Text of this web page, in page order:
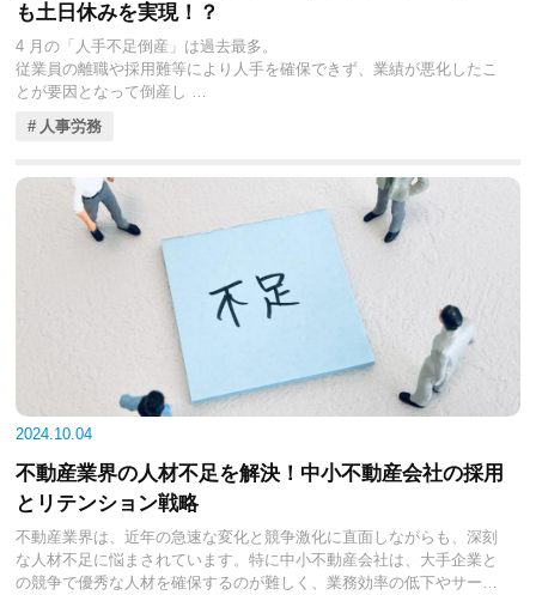
も土日休みを実現！？
4 月の「人手不足倒産」は過去最多。
従業員の離職や採用難等により人手を確保できず、業績が悪化したこ
とが要因となって倒産し
た「人手不足倒産」は、2023年4月に30件にのぼりました。2013年1月
に集計を開始して以降で最も多い数です。
人事労務
2024.10.04
不動産業界の人材不足を解決！中小不動産会社の採用
とリテンション戦略
不動産業界は、近年の急速な変化と競争激化に直面しながらも、深刻
な人材不足に悩まされています。特に中小不動産会社は、大手企業と
の競争で優秀な人材を確保するのが難しく、業務効率の低下やサービ